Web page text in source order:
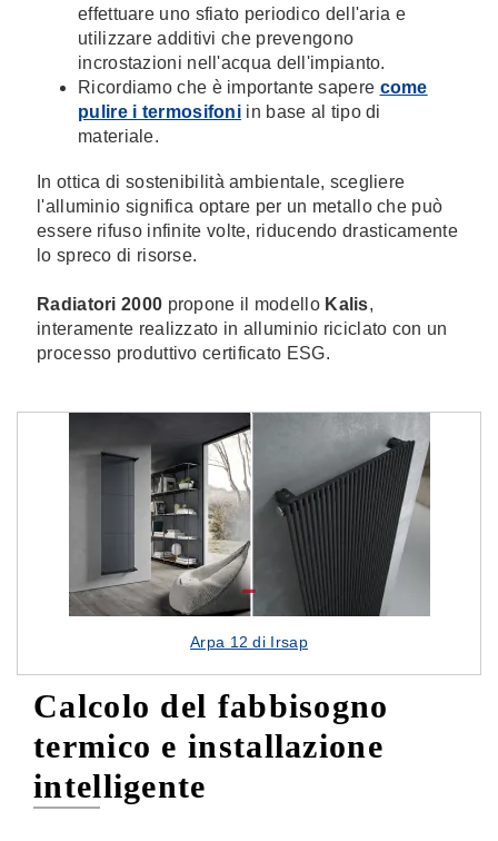
effettuare uno sfiato periodico dell'aria e
utilizzare additivi che prevengono
incrostazioni nell'acqua dell'impianto.
Ricordiamo che è importante sapere come
pulire i termosifoni in base al tipo di
materiale.
In ottica di sostenibilità ambientale, scegliere
l'alluminio significa optare per un metallo che può
essere rifuso infinite volte, riducendo drasticamente
lo spreco di risorse.
Radiatori 2000 propone il modello Kalis,
interamente realizzato in alluminio riciclato con un
processo produttivo certificato ESG.
Arpa 12 di Irsap
Calcolo del fabbisogno
termico e installazione
intelligente